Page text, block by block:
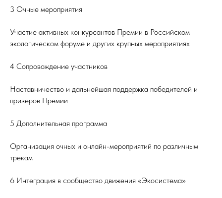
3 Очные мероприятия
Участие активных конкурсантов Премии в Российском
экологическом форуме и других крупных мероприятиях
4 Сопровождение участников
Наставничество и дальнейшая поддержка победителей и
призеров Премии
5 Дополнительная программа
Организация очных и онлайн-мероприятий по различным
трекам
6 Интеграция в сообщество движения «Экосистема»